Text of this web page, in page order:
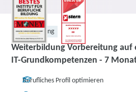
Weiterbildung
Weiterbildung Vorbereitung auf
IT-Grundkompetenzen - 7
Berufliches Profil optimieren